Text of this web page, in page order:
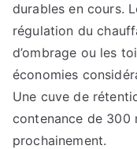
durables en cours.
régulation du
d’ombrage ou les
économies
Une cuve de
contenance de 300
prochainement.